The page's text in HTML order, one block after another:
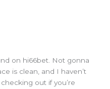
on hi66bet. Not gonna
is clean, and I haven’t
out if you’re